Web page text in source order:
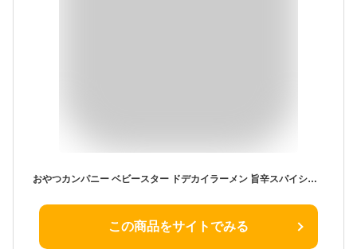
おやつカンパニー ベビースター ドデカイラーメン 旨辛スパイシーチキン味62g×12袋
この商品をサイトでみる